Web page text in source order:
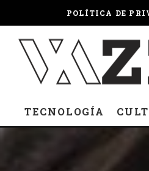
POLÍTICA DE
TECNOLOGÍA